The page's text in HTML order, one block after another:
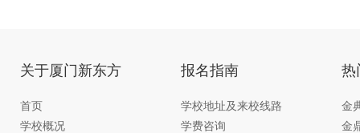
关于厦门新东方
首页
学校概况
报名指南
学校地址及来校线路
学费咨询
热
金
金